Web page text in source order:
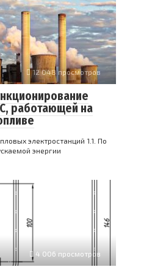
12 048 просмотров
работающей на
электростанций 1.1. По
энергии
4 006 просмотров